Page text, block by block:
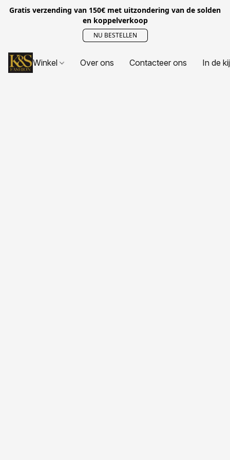
Gratis verzending van 150€ met uitzondering van de solden
en koppelverkoop
NU BESTELLEN
Winkel Over ons Contacteer ons In de